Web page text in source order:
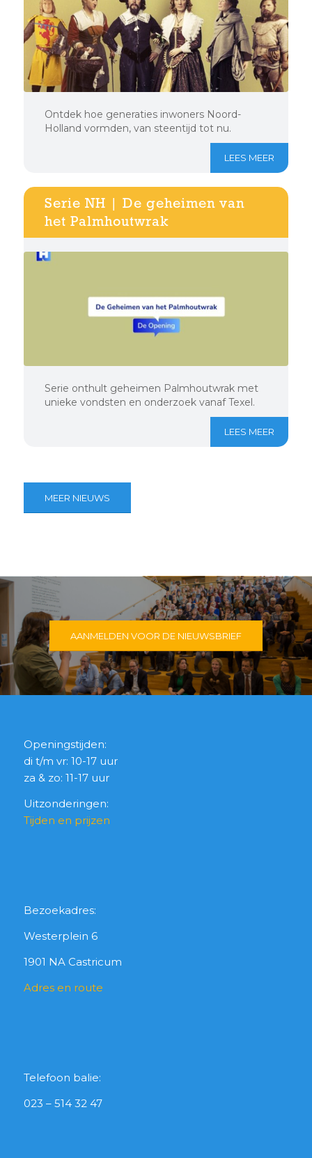
Ontdek hoe generaties inwoners Noord-
Holland vormden, van steentijd tot nu.
LEES MEER
Serie NH | De geheimen van
het Palmhoutwrak
Serie onthult geheimen Palmhoutwrak met
unieke vondsten en onderzoek vanaf Texel.
LEES MEER
MEER NIEUWS
AANMELDEN VOOR DE NIEUWSBRIEF
Openingstijden:
di t/m vr: 10-17 uur
za & zo: 11-17 uur
Uitzonderingen:
Tijden en prijzen
Bezoekadres:
Westerplein 6
1901 NA Castricum
Adres en route
Telefoon balie:
023 – 514 32 47